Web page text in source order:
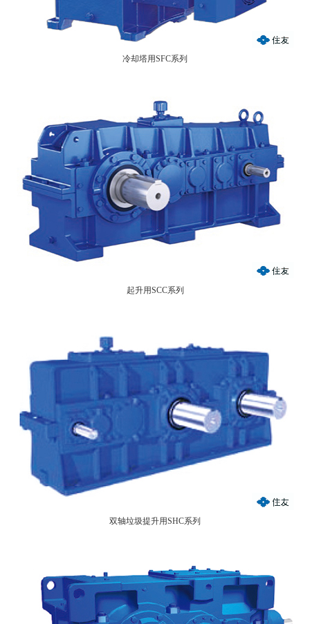
冷却塔用SFC系列
起升用SCC系列
双轴垃圾提升用SHC系列